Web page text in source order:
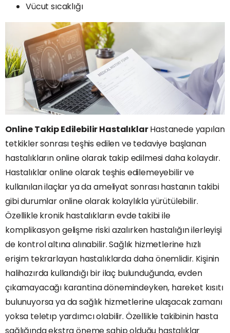
Vücut sıcaklığı
Online Takip Edilebilir HastalıklarHastanede yapılan
tetkikler sonrası teşhis edilen ve tedaviye başlanan
hastalıkların online olarak takip edilmesi daha kolaydır.
Hastalıklar online olarak teşhis edilemeyebilir ve
kullanılan ilaçlar ya da ameliyat sonrası hastanın takibi
gibi durumlar online olarak kolaylıkla yürütülebilir.
Özellikle kronik hastalıkların evde takibi ile
komplikasyon gelişme riski azalırken hastalığın ilerleyişi
de kontrol altına alınabilir. Sağlık hizmetlerine hızlı
erişim tekrarlayan hastalıklarda daha önemlidir. Kişinin
halihazırda kullandığı bir ilaç bulunduğunda, evden
çıkamayacağı karantina dönemindeyken, hareket kısıtı
bulunuyorsa ya da sağlık hizmetlerine ulaşacak zamanı
yoksa teletıp yardımcı olabilir. Özellikle takibinin hasta